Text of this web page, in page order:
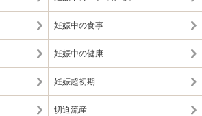
妊娠中の食事
妊娠中の健康
妊娠超初期
切迫流産